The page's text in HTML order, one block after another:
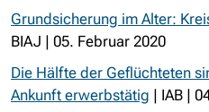
Grundsicherung im Alter:
BIAJ | 05. Februar 2020
Die Hälfte der Geflüchteten
Ankunft erwerbstätig | IAB |